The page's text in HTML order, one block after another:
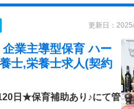
更新日：
業主導型保育 ハー
士,栄養士求人(契約
日★保育補助あり♪にて管